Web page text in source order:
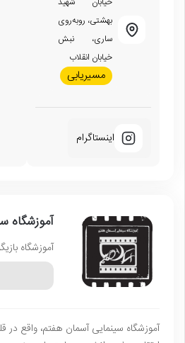
بهشتی، روبه‌روی
ساری، نبش
خیابان انقلاب
مسیریابی
اینستاگرام
آموزشگاه
آموزشگاه
آموزشگاه سینمایی آسمان هفتم، واقع